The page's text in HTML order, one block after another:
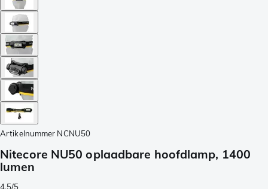
Artikelnummer NCNU50
Nitecore NU50 oplaadbare hoofdlamp, 1400
lumen
4.5/5